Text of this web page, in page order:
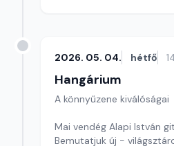
2026. 05. 04. hétfő
Hangárium
A könnyűzene kiválóságai
Mai vendég Alapi István
Bemutatjuk új -